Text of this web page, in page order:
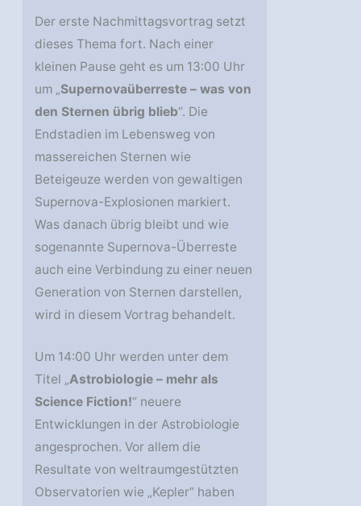
Der erste Nachmittagsvortrag setzt
dieses Thema fort. Nach einer
kleinen Pause geht es um 13:00 Uhr
um „Supernovaüberreste – was von
den Sternen übrig blieb“. Die
Endstadien im Lebensweg von
massereichen Sternen wie
Beteigeuze werden von gewaltigen
Supernova-Explosionen markiert.
Was danach übrig bleibt und wie
sogenannte Supernova-Überreste
auch eine Verbindung zu einer neuen
Generation von Sternen darstellen,
wird in diesem Vortrag behandelt.
Um 14:00 Uhr werden unter dem
Titel „Astrobiologie – mehr als
Science Fiction!“ neuere
Entwicklungen in der Astrobiologie
angesprochen. Vor allem die
Resultate von weltraumgestützten
Observatorien wie „Kepler“ haben